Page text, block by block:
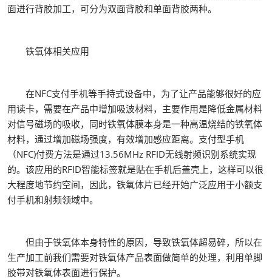
面进行背胶加工，可分为双面背胶和单面背胶两种。
铁氧体相关应用
在NFC支付手机等手持式设备中，为了让产品能够很好的应
用读卡，需要在产品中增加吸波材料，主要作用是降低金属材料
对信号磁场的吸收，同时铁氧体膜本身是一种高温烧结的铁氧体
材料，通过增加磁场强度，有效增加感应距离。支付型手机
（NFC)付费方法是通过13.56MHz RFID无线射频识别系统实现
的。该应用的RFID智能标签就是贴在手机后盖壳上，这样可以很
大程度地节约空间，因此，铁氧体片已经开始广泛应用于小额支
付手机和射频领域中。
但由于铁氧体本身特性的原因，导致铁氧体超易碎，所以在
生产加工前我们需要对铁氧体产品表面做简单的处理，利用单脚
胶带对铁氧体表面进行保护。